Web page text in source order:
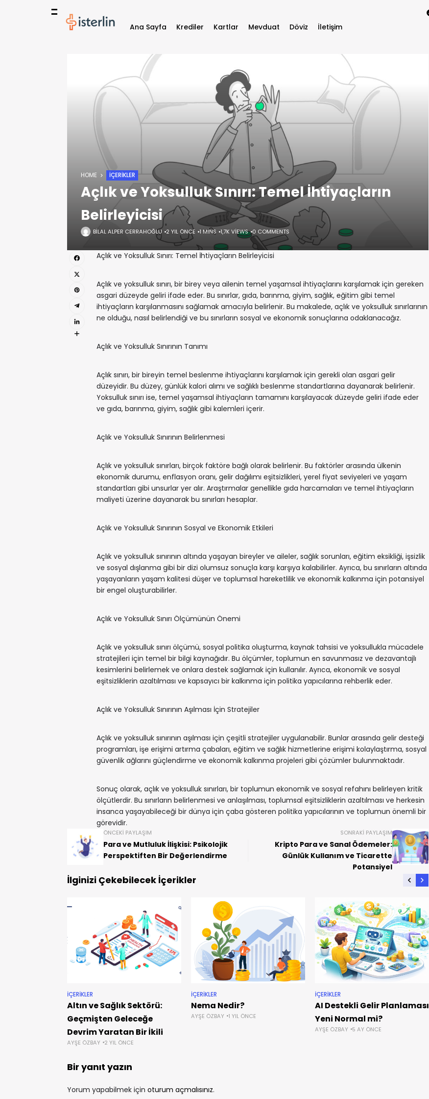
Ana Sayfa Krediler Kartlar Mevduat Döviz İletişim
HOME İÇERIKLER
Açlık ve Yoksulluk Sınırı: Temel İhtiyaçların
Belirleyicisi
BILAL ALPER CERRAHOĞLU 2 YIL ÖNCE 1 MINS 1,7K VIEWS 0 COMMENTS
Açlık ve Yoksulluk Sınırı: Temel İhtiyaçların Belirleyicisi
Açlık ve yoksulluk sınırı, bir birey veya ailenin temel yaşamsal ihtiyaçlarını karşılamak için gereken
asgari düzeyde geliri ifade eder. Bu sınırlar, gıda, barınma, giyim, sağlık, eğitim gibi temel
ihtiyaçların karşılanmasını sağlamak amacıyla belirlenir. Bu makalede, açlık ve yoksulluk sınırlarının
ne olduğu, nasıl belirlendiği ve bu sınırların sosyal ve ekonomik sonuçlarına odaklanacağız.
Açlık ve Yoksulluk Sınırının Tanımı
Açlık sınırı, bir bireyin temel beslenme ihtiyaçlarını karşılamak için gerekli olan asgari gelir
düzeyidir. Bu düzey, günlük kalori alımı ve sağlıklı beslenme standartlarına dayanarak belirlenir.
Yoksulluk sınırı ise, temel yaşamsal ihtiyaçların tamamını karşılayacak düzeyde geliri ifade eder
ve gıda, barınma, giyim, sağlık gibi kalemleri içerir.
Açlık ve Yoksulluk Sınırının Belirlenmesi
Açlık ve yoksulluk sınırları, birçok faktöre bağlı olarak belirlenir. Bu faktörler arasında ülkenin
ekonomik durumu, enflasyon oranı, gelir dağılımı eşitsizlikleri, yerel fiyat seviyeleri ve yaşam
standartları gibi unsurlar yer alır. Araştırmalar genellikle gıda harcamaları ve temel ihtiyaçların
maliyeti üzerine dayanarak bu sınırları hesaplar.
Açlık ve Yoksulluk Sınırının Sosyal ve Ekonomik Etkileri
Açlık ve yoksulluk sınırının altında yaşayan bireyler ve aileler, sağlık sorunları, eğitim eksikliği, işsizlik
ve sosyal dışlanma gibi bir dizi olumsuz sonuçla karşı karşıya kalabilirler. Ayrıca, bu sınırların altında
yaşayanların yaşam kalitesi düşer ve toplumsal hareketlilik ve ekonomik kalkınma için potansiyel
bir engel oluşturabilirler.
Açlık ve Yoksulluk Sınırı Ölçümünün Önemi
Açlık ve yoksulluk sınırı ölçümü, sosyal politika oluşturma, kaynak tahsisi ve yoksullukla mücadele
stratejileri için temel bir bilgi kaynağıdır. Bu ölçümler, toplumun en savunmasız ve dezavantajlı
kesimlerini belirlemek ve onlara destek sağlamak için kullanılır. Ayrıca, ekonomik ve sosyal
eşitsizliklerin azaltılması ve kapsayıcı bir kalkınma için politika yapıcılarına rehberlik eder.
Açlık ve Yoksulluk Sınırının Aşılması İçin Stratejiler
Açlık ve yoksulluk sınırının aşılması için çeşitli stratejiler uygulanabilir. Bunlar arasında gelir desteği
programları, işe erişimi artırma çabaları, eğitim ve sağlık hizmetlerine erişimi kolaylaştırma, sosyal
güvenlik ağlarını güçlendirme ve ekonomik kalkınma projeleri gibi çözümler bulunmaktadır.
Sonuç olarak, açlık ve yoksulluk sınırları, bir toplumun ekonomik ve sosyal refahını belirleyen kritik
ölçütlerdir. Bu sınırların belirlenmesi ve anlaşılması, toplumsal eşitsizliklerin azaltılması ve herkesin
insanca yaşayabileceği bir dünya için çaba gösteren politika yapıcılarının ve toplumun önemli bir
görevidir.
ÖNCEKI PAYLAŞIM
Para ve Mutluluk İlişkisi: Psikolojik
Perspektiften Bir Değerlendirme
SONRAKI PAYLAŞIM
Kripto Para ve Sanal Ödemeler:
Günlük Kullanım ve Ticarette
Potansiyel
İlginizi Çekebilecek İçerikler
İÇERIKLER
Altın ve Sağlık Sektörü:
Geçmişten Geleceğe
Devrim Yaratan Bir İkili
AYŞE ÖZBAY 2 YIL ÖNCE
İÇERIKLER
Nema Nedir?
AYŞE ÖZBAY 1 YIL ÖNCE
İÇERIKLER
AI Destekli Gelir Planlaması
Yeni Normal mi?
AYŞE ÖZBAY 5 AY ÖNCE
Bir yanıt yazın
Yorum yapabilmek için oturum açmalısınız.